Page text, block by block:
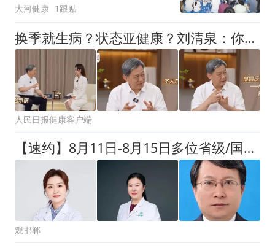
大河健康 1跟贴
换季就生病？状态亚健康？刘清泉：你缺的不是药，是“正气”！
人民日报健康客户端
【速约】8月11日-8月15日多位省级/国家级名中医集中来h邯郸市中西医结合医院出诊
观邯郸